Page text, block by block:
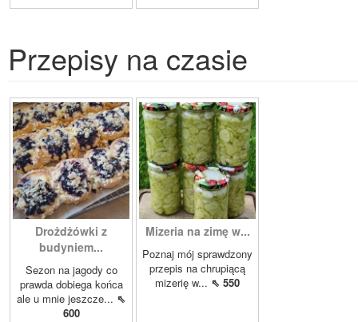
Przepisy na czasie
Drożdżówki z
budyniem...
Sezon na jagody co
prawda dobiega końca
ale u mnie jeszcze... ⇖
600
Mizeria na zimę w...
Poznaj mój sprawdzony
przepis na chrupiącą
mizerię w... ⇖ 550